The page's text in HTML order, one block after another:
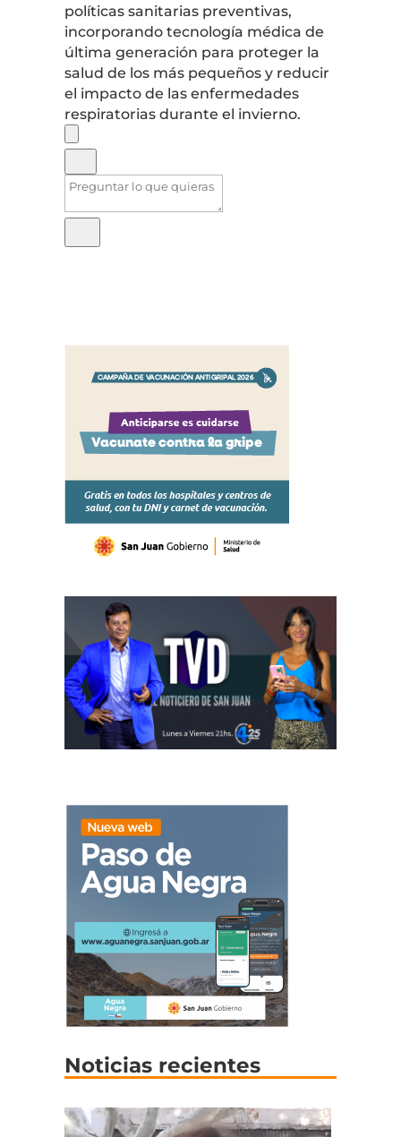
políticas sanitarias preventivas,
incorporando tecnología médica de
última generación para proteger la
salud de los más pequeños y reducir
el impacto de las enfermedades
respiratorias durante el invierno.
Noticias recientes